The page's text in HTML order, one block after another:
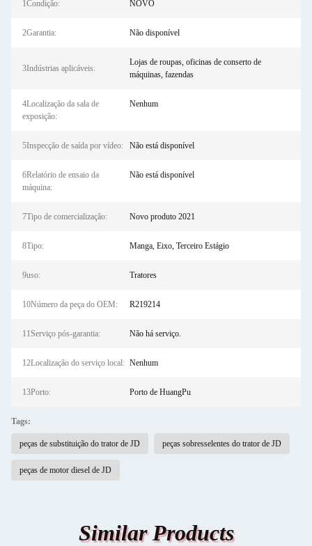
1Condição: NOVO
2Garantia: Não disponível
3Indústrias aplicáveis:
Lojas de roupas, oficinas de conserto de
máquinas, fazendas
4Localização da sala de
exposição:
Nenhum
5Inspecção de saída por vídeo: Não está disponível
6Relatório de ensaio da
máquina:
Não está disponível
7Tipo de comercialização: Novo produto 2021
8Tipo: Manga, Eixo, Terceiro Estágio
9uso: Tratores
10Número da peça do OEM: R219214
11Serviço pós-garantia: Não há serviço.
12Localização do serviço local: Nenhum
13Porto: Porto de HuangPu
Tags:
peças de substituição do trator de JD peças sobresselentes do trator de JD
peças de motor diesel de JD
Similar Products